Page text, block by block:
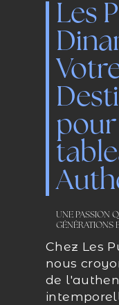
Les
pour
UNE PASSION
GÉNÉRATIONS
Chez Les
nous
de